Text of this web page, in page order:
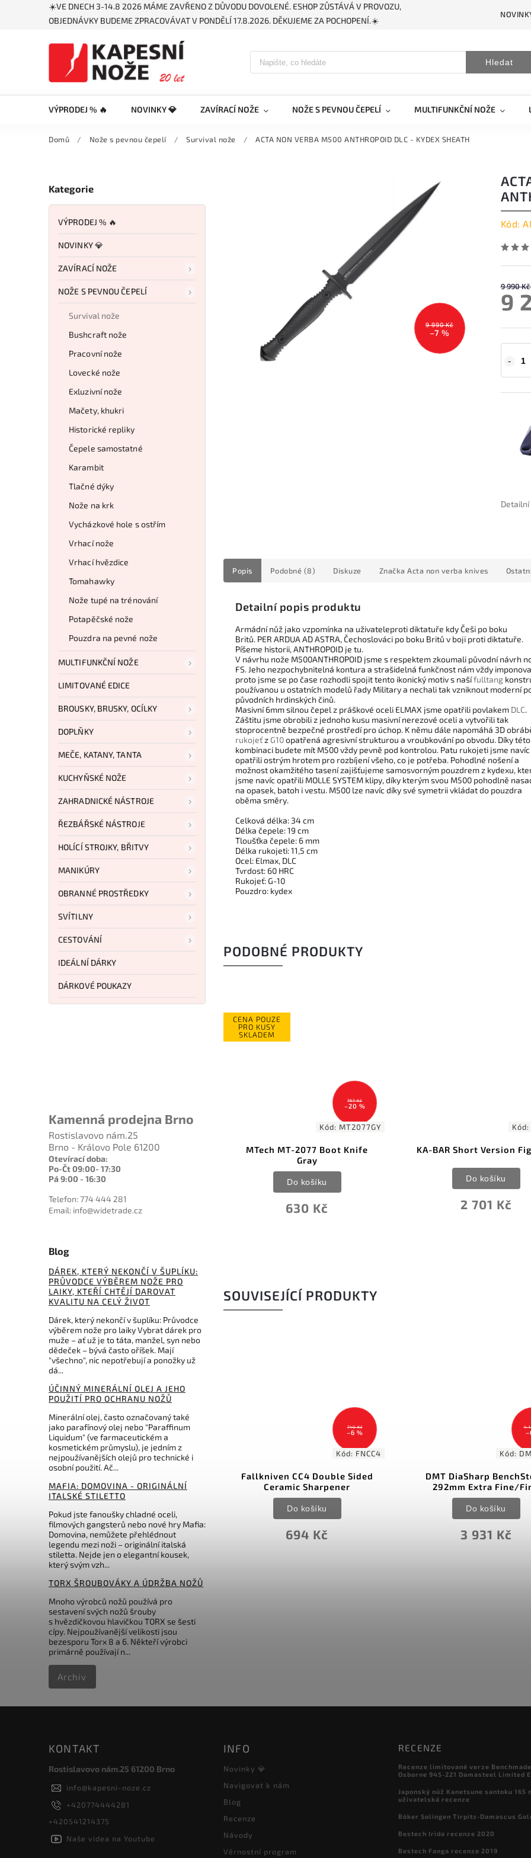
☀️VE DNECH 3-14.8 2026 MÁME ZAVŘENO Z DŮVODU DOVOLENÉ. ESHOP ZŮSTÁVÁ V PROVOZU,
OBJEDNÁVKY BUDEME ZPRACOVÁVAT V PONDĚLÍ 17.8.2026. DĚKUJEME ZA POCHOPENÍ.☀️
Hledat
VÝPRODEJ % 🔥 NOVINKY 💎 ZAVÍRACÍ NOŽE NOŽE S PEVNOU ČEPELÍ MULTIFUNKČNÍ NOŽE
Domů / Nože s pevnou čepelí / Survival nože / ACTA NON VERBA M500 ANTHROPOID DLC - KYDEX SHEATH
Kategorie
VÝPRODEJ % 🔥
NOVINKY 💎
ZAVÍRACÍ NOŽE
NOŽE S PEVNOU ČEPELÍ
Survival nože
Bushcraft nože
Pracovní nože
Lovecké nože
Exluzivní nože
Mačety, khukri
Historické repliky
Čepele samostatné
Karambit
Tlačné dýky
Nože na krk
Vycházkové hole s ostřím
Vrhací nože
Vrhací hvězdice
Tomahawky
Nože tupé na trénování
Potapěčské nože
Pouzdra na pevné nože
MULTIFUNKČNÍ NOŽE
LIMITOVANÉ EDICE
BROUSKY, BRUSKY, OCÍLKY
DOPLŇKY
MEČE, KATANY, TANTA
KUCHYŇSKÉ NOŽE
ZAHRADNICKÉ NÁSTROJE
ŘEZBÁŘSKÉ NÁSTROJE
HOLÍCÍ STROJKY, BŘITVY
MANIKÚRY
OBRANNÉ PROSTŘEDKY
SVÍTILNY
CESTOVÁNÍ
IDEÁLNÍ DÁRKY
DÁRKOVÉ POUKAZY
Kamenná prodejna Brno
Rostislavovo nám.25
Brno - Královo Pole 61200
Otevírací doba:
Po-Čt 09:00- 17:30
Pá 9:00 - 16:30
Telefon: 774 444 281
Email: info@widetrade.cz
Blog
DÁREK, KTERÝ NEKONČÍ V ŠUPLÍKU:
PRŮVODCE VÝBĚREM NOŽE PRO
LAIKY, KTEŘÍ CHTĚJÍ DAROVAT
KVALITU NA CELÝ ŽIVOT
Dárek, který nekončí v šuplíku: Průvodce
výběrem nože pro laiky Vybrat dárek pro
muže – ať už je to táta, manžel, syn nebo
dědeček – bývá často oříšek. Mají
"všechno", nic nepotřebují a ponožky už
dá...
ÚČINNÝ MINERÁLNÍ OLEJ A JEHO
POUŽITÍ PRO OCHRANU NOŽŮ
Minerální olej, často označovaný také
jako parafínový olej nebo "Paraffinum
Liquidum" (ve farmaceutickém a
kosmetickém průmyslu), je jedním z
nejpoužívanějších olejů pro technické i
osobní použití. Ač...
MAFIA: DOMOVINA - ORIGINÁLNÍ
ITALSKÉ STILETTO
Pokud jste fanoušky chladné oceli,
filmových gangsterů nebo nové hry Mafia:
Domovina, nemůžete přehlédnout
legendu mezi noži – originální italská
stiletta. Nejde jen o elegantní kousek,
který svým vzh...
TORX ŠROUBOVÁKY A ÚDRŽBA NOŽŮ
Mnoho výrobců nožů používá pro
sestavení svých nožů šrouby
s hvězdičkovou hlavičkou TORX se šesti
cípy. Nejpoužívanější velikosti jsou
bezesporu Torx 8 a 6. Někteří výrobci
primárně používají n...
Archiv
9 990 Kč
–7 %
Kód:
9 990 Kč
9
Popis Podobné (8) Diskuze Značka Acta non verba knives
Detailní popis produktu
Armádní nůž jako vzpomínka na uživateleproti diktatuře kdy Češi po boku
Britů. PER ARDUA AD ASTRA, Čechoslováci po boku Britů v boji proti diktatuře.
Píšeme historii, ANTHROPOID je tu.
V návrhu nože M500ANTHROPOID jsme s respektem zkoumali původní návrh
FS. Jeho nezpochybnitelná kontura a strašidelná funkčnost nám vždy
proto jsme se po čase rozhodli spojit tento ikonický motiv s našífulltang
používanou u ostatních modelů řady Military a nechali tak vzniknout moderní
původních hrdinských činů.
Masivní 6mm silnou čepel z práškové oceli ELMAX jsme opatřili povlakem DLC.
Záštitu jsme obrobili z jednoho kusu masivní nerezové oceli a vytvořili tak
stoprocentně bezpečné prostředí pro úchop. K němu dále napomáhá 3D
rukojeťz G10opatřená agresivní strukturou a vroubkování po obvodu. Díky této
kombinaci budete mít M500 vždy pevně pod kontrolou. Patu rukojeti jsme navíc
opatřili ostrým hrotem pro rozbíjení všeho, co je potřeba. Pohodlné nošení a
možnost okamžitého tasení zajišťujeme samosvorným pouzdrem z kydexu,
jsme navíc opatřili MOLLE SYSTEM klipy, díky kterým svou M500 pohodlně
na opasek, batoh i vestu. M500 lze navíc díky své symetrii vkládat do pouzdra
oběma směry.
Celková délka: 34 cm
Délka čepele: 19 cm
Tloušťka čepele: 6 mm
Délka rukojeti: 11,5 cm
Ocel: Elmax, DLC
Tvrdost: 60 HRC
Rukojeť: G-10
Pouzdro: kydex
PODOBNÉ PRODUKTY
Kód:SOGNB1012CP
SOG Instinct Satin Black G-10
1 314 Kč
CENA POUZE
PRO KUSY
SKLADEM
797 Kč
–20 %
Kód: MT2077GY
MTech MT-2077 Boot Knife
Gray
630 Kč
Do košíku
Kód:
KA-BAR Short Version
2 701 Kč
Do košíku
SOUVISEJÍCÍ PRODUKTY
635 Kč
–9 %
Kód:DMT20179
577 Kč
740 Kč
–6 %
Kód: FNCC4
Fallkniven CC4 Double Sided
Ceramic Sharpener
694 Kč
Do košíku
4
Kód:
DMT DiaSharp
292mm Extra Fine/
3 931 Kč
Do košíku
KONTAKT
Rostislavovo nám.25 61200 Brno
info@kapesni-noze.cz
+420774444281
+420541214375
Naše videa na Youtube
INFO
Novinky 💎
Navigovat k nám
Blog
Recenze
Návody
Věrnostní program
RECENZE
Recenze limitované verze
Osborne 945-221 Damasteel Limited
Japonský nůž Kanetsune santoku 165
uživatelská recenze
Böker Solingen Tirpitz-Damascus
Bestech Irida recenze 2020
Bestech Fanga recenze 2019